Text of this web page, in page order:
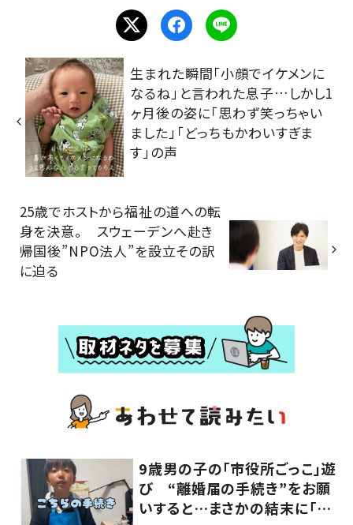
生まれた瞬間「小顔でイケメンに
なるね」と言われた息子…しかし1
ヶ月後の姿に「思わず笑っちゃい
ました」「どっちもかわいすぎま
す」の声
25歳でホストから福祉の道への転
身を決意。 スウェーデンへ赴き
帰国後”NPO法人”を設立その訳
に迫る
9歳男の子の「市役所ごっこ」遊
び “離婚届の手続き”をお願
いすると…まさかの結末に「ど